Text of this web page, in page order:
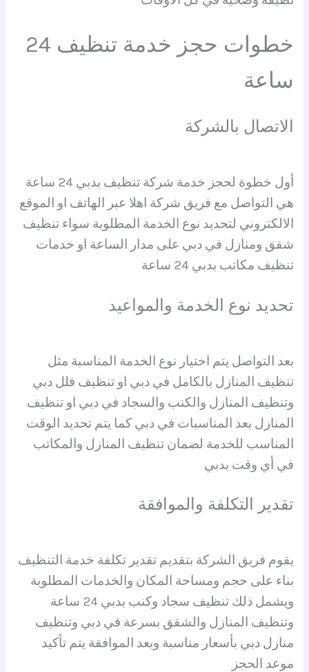
خطوات حجز خدمة تنظيف 24
ساعة
الاتصال بالشركة
أول خطوة لحجز خدمة شركة تنظيف بدبي 24 ساعة
هي التواصل مع فريق شركة اهلا عبر الهاتف او الموقع
الالكتروني لتحديد نوع الخدمة المطلوبة سواء تنظيف
شقق ومنازل في دبي على مدار الساعة او خدمات
تنظيف مكاتب بدبي 24 ساعة
تحديد نوع الخدمة والمواعيد
بعد التواصل يتم اختيار نوع الخدمة المناسبة مثل
تنظيف المنازل بالكامل في دبي او تنظيف فلل دبي
وتنظيف المنازل والكنب والسجاد في دبي او تنظيف
المنازل بعد المناسبات في دبي كما يتم تحديد الوقت
المناسب للخدمة لضمان تنظيف المنازل والمكاتب
في أي وقت بدبي
تقدير التكلفة والموافقة
يقوم فريق الشركة بتقديم تقدير تكلفة خدمة التنظيف
بناء على حجم ومساحة المكان والخدمات المطلوبة
ويشمل ذلك تنظيف سجاد وكنب بدبي 24 ساعة
وتنظيف المنازل والشقق بسرعة في دبي وتنظيف
منازل دبي بأسعار مناسبة وبعد الموافقة يتم تأكيد
موعد الحجز